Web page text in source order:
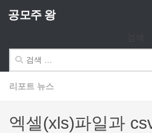
Skip to content
공모주 왕
색:
리포트 뉴스
엑셀(xls)파일과